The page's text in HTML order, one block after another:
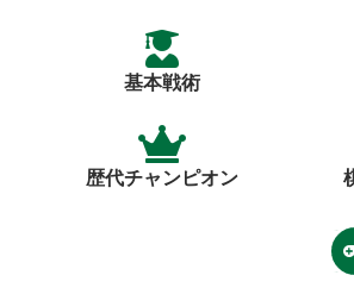
基本戦術
歴代チャンピオン